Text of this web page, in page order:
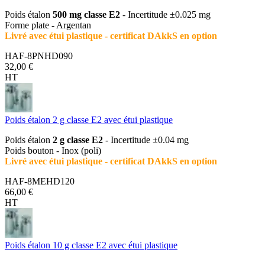
Poids étalon 500 mg classe E2 - Incertitude ±0.025 mg
Forme plate - Argentan
Livré avec étui plastique - certificat DAkkS en option
HAF-8PNHD090
32,00 €
HT
Poids étalon 2 g classe E2 avec étui plastique
Poids étalon 2 g classe E2 - Incertitude ±0.04 mg
Poids bouton - Inox (poli)
Livré avec étui plastique - certificat DAkkS en option
HAF-8MEHD120
66,00 €
HT
Poids étalon 10 g classe E2 avec étui plastique